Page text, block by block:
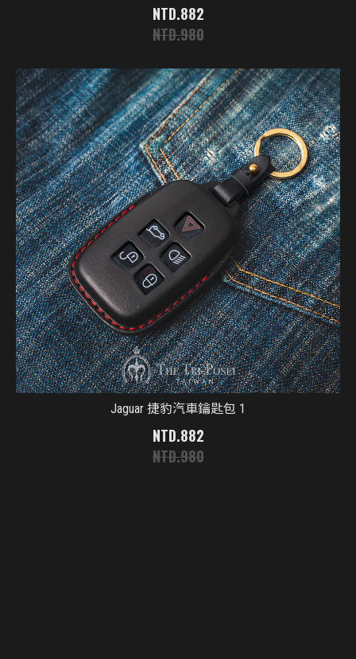
882
980
Jaguar 捷豹汽車鑰匙包 1
882
980